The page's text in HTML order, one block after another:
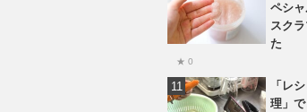
ペシ
スク
た
★ 0
「レ
理」